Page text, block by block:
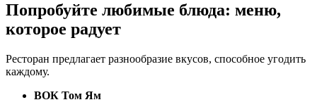
Попробуйте любимые блюда: меню,
которое радует
Ресторан предлагает разнообразие вкусов, способное угодить
каждому.
ВОК Том Ям